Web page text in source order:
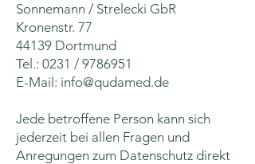
Sonnemann / Strelecki GbR
Kronenstr. 77
44139 Dortmund
Tel.: 0231 / 9786951
E-Mail: info@qudamed.de
Jede betroffene Person kann sich
jederzeit bei allen Fragen und
Anregungen zum Datenschutz direkt